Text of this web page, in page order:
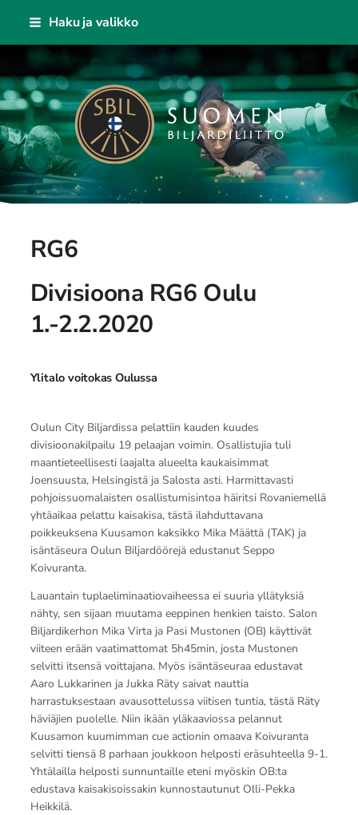
Siirry
sisältöön
Haku ja valikko
Suomen Biljardiliitto ry
RG6
Divisioona RG6 Oulu
1.-2.2.2020
Ylitalo voitokas Oulussa
Oulun City Biljardissa pelattiin kauden kuudes
divisioonakilpailu 19 pelaajan voimin. Osallistujia tuli
maantieteellisesti laajalta alueelta kaukaisimmat
Joensuusta, Helsingistä ja Salosta asti. Harmittavasti
pohjoissuomalaisten osallistumisintoa häiritsi Rovaniemellä
yhtäaikaa pelattu kaisakisa, tästä ilahduttavana
poikkeuksena Kuusamon kaksikko Mika Määttä (TAK) ja
isäntäseura Oulun Biljardöörejä edustanut Seppo
Koivuranta.
Lauantain tuplaeliminaatiovaiheessa ei suuria yllätyksiä
nähty, sen sijaan muutama eeppinen henkien taisto. Salon
Biljardikerhon Mika Virta ja Pasi Mustonen (OB) käyttivät
viiteen erään vaatimattomat 5h45min, josta Mustonen
selvitti itsensä voittajana. Myös isäntäseuraa edustavat
Aaro Lukkarinen ja Jukka Räty saivat nauttia
harrastuksestaan avausottelussa viitisen tuntia, tästä Räty
häviäjien puolelle. Niin ikään yläkaaviossa pelannut
Kuusamon kuumimman cue actionin omaava Koivuranta
selvitti tiensä 8 parhaan joukkoon helposti eräsuhteella 9-1.
Yhtälailla helposti sunnuntaille eteni myöskin OB:ta
edustava kaisakisoissakin kunnostautunut Olli-Pekka
Heikkilä.